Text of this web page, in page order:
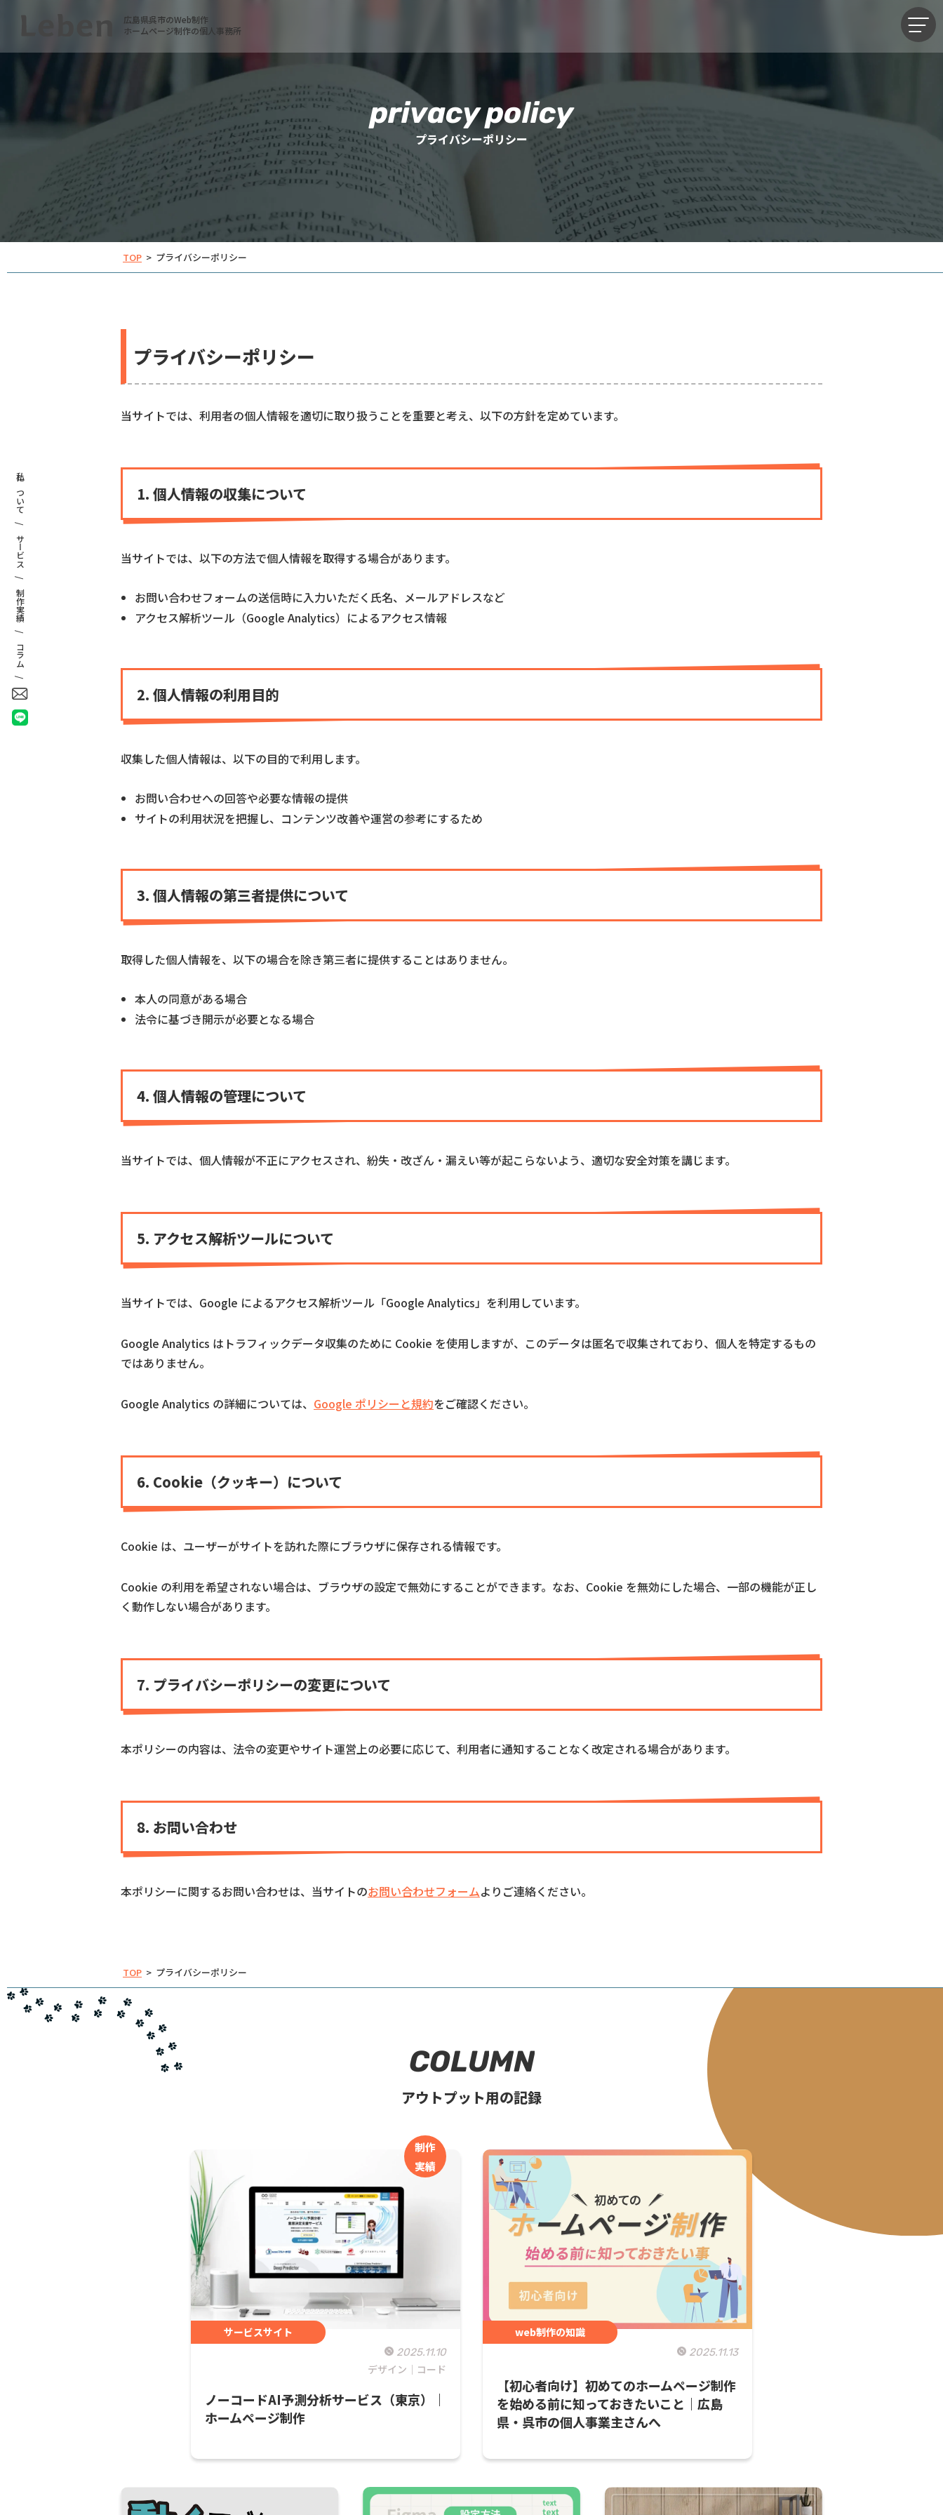
私について /
サービス /
制作実績 /
コラム /
広島県呉市のWeb制作
ホームページ制作の個人事務所
privacy policy
プライバシーポリシー
TOP > プライバシーポリシー
プライバシーポリシー
当サイトでは、利用者の個人情報を適切に取り扱うことを重要と考え、以下の方針を定めています。
1. 個人情報の収集について
当サイトでは、以下の方法で個人情報を取得する場合があります。
お問い合わせフォームの送信時に入力いただく氏名、メールアドレスなど
アクセス解析ツール（Google Analytics）によるアクセス情報
2. 個人情報の利用目的
収集した個人情報は、以下の目的で利用します。
お問い合わせへの回答や必要な情報の提供
サイトの利用状況を把握し、コンテンツ改善や運営の参考にするため
3. 個人情報の第三者提供について
取得した個人情報を、以下の場合を除き第三者に提供することはありません。
本人の同意がある場合
法令に基づき開示が必要となる場合
4. 個人情報の管理について
当サイトでは、個人情報が不正にアクセスされ、紛失・改ざん・漏えい等が起こらないよう、適切な安全対策を講じます。
5. アクセス解析ツールについて
当サイトでは、Google によるアクセス解析ツール「Google Analytics」を利用しています。
Google Analytics はトラフィックデータ収集のために Cookie を使用しますが、このデータは匿名で収集されており、個人を特定するもの
ではありません。
Google Analytics の詳細については、 Google ポリシーと規約をご確認ください。
6. Cookie（クッキー）について
Cookie は、ユーザーがサイトを訪れた際にブラウザに保存される情報です。
Cookie の利用を希望されない場合は、ブラウザの設定で無効にすることができます。なお、Cookie を無効にした場合、一部の機能が正し
く動作しない場合があります。
7. プライバシーポリシーの変更について
本ポリシーの内容は、法令の変更やサイト運営上の必要に応じて、利用者に通知することなく改定される場合があります。
8. お問い合わせ
本ポリシーに関するお問い合わせは、当サイトのお問い合わせフォームよりご連絡ください。
TOP > プライバシーポリシー
COLUMN
アウトプット用の記録
制作
実績
サービスサイト
2025.11.10
デザイン｜コード
ノーコードAI予測分析サービス（東京）｜
ホームページ制作
web制作の知識
2025.11.13
【初心者向け】初めてのホームページ制作
を始める前に知っておきたいこと｜広島
県・呉市の個人事業主さんへ